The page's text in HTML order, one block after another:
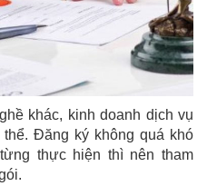
khác, kinh doanh dịch vụ
Đăng ký không quá khó
thực hiện thì nên tham